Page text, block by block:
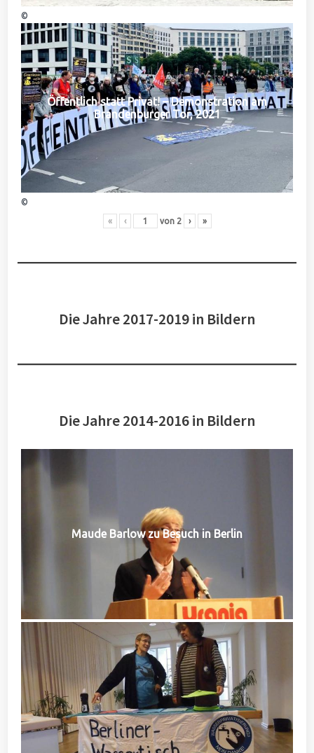
©
Öffentlich statt Privat! – Demonstration am
Brandenburger Tor, 2021
©
« ‹ von 2 › »
Die Jahre 2017-2019 in Bildern
Die Jahre 2014-2016 in Bildern
Maude Barlow zu Besuch in Berlin